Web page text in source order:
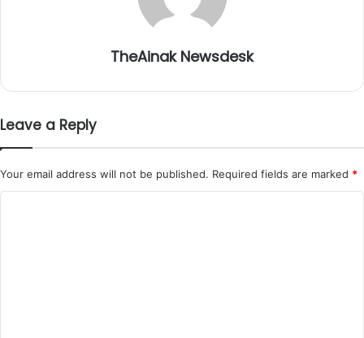
TheAinak Newsdesk
Leave a Reply
Your email address will not be published. Required fields are marked *